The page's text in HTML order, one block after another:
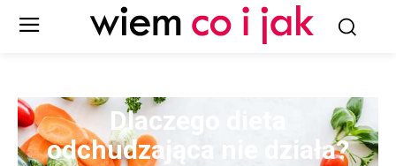
Dlaczego dieta
odchudzająca nie działa?